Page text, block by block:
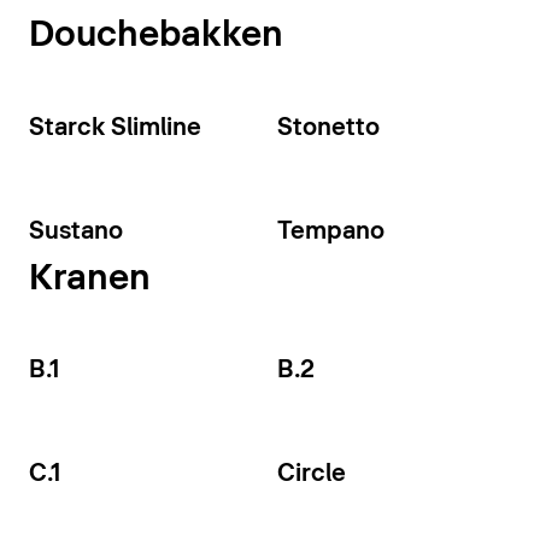
Douchebakken
Starck Slimline Stonetto
Sustano Tempano
Kranen
B.1 B.2
C.1 Circle